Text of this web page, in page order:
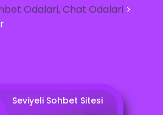
Odalari, Chat Odalari >
Seviyeli Sohbet Sitesi